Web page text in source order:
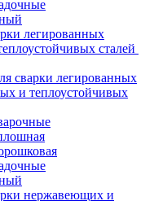
легированных
сталей
сварки легированных
и теплоустойчивых
нержавеющих и